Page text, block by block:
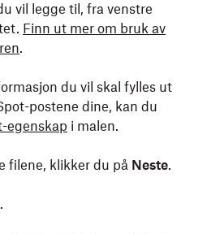
vil legge til, fra venstre
Finn ut mer om bruk av
.
du vil skal fylles ut
postene dine, kan du
egenskap i malen.
filene, klikker du på Neste.